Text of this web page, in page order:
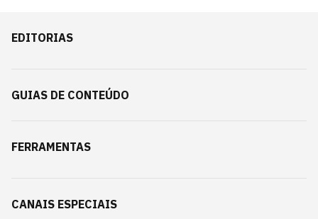
EDITORIAS
GUIAS DE CONTEÚDO
FERRAMENTAS
CANAIS ESPECIAIS